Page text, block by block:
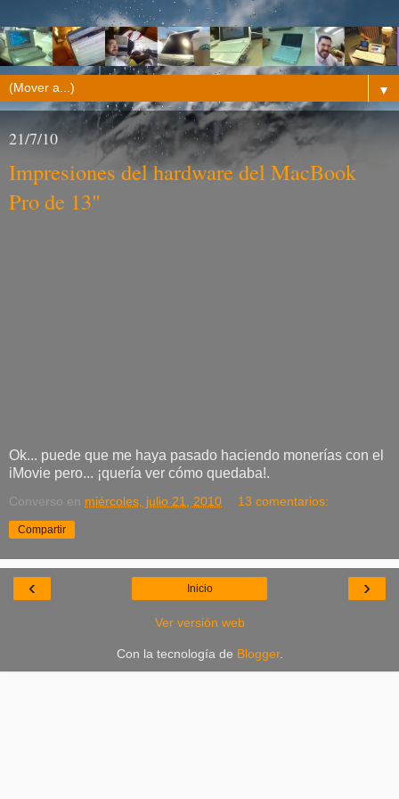
▼
21/7/10
Impresiones del hardware del MacBook
Pro de 13"
Ok... puede que me haya pasado haciendo monerías con el
iMovie pero... ¡quería ver cómo quedaba!.
Converso en miércoles, julio 21, 2010 13 comentarios:
Compartir
‹ ›
Inicio
Ver versión web
Con la tecnología de Blogger.